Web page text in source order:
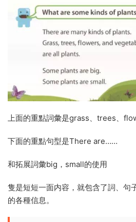
上面的重點詞彙是grass、trees、
下面的重點句型是There are……
和拓展詞彙big，small的使用
隻是短短一面内容，就包含了詞、句
的各種信息。